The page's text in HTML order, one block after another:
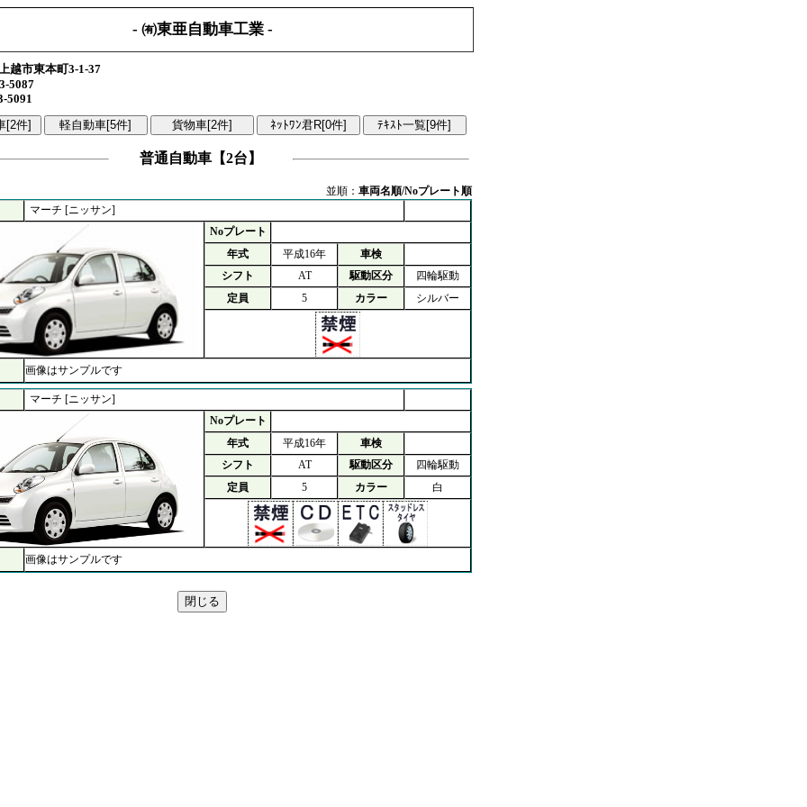
- ㈲東亜自動車工業 -
越市東本町3-1-37
5087
5091
普通自動車【2台】
並順： 車両名順/Noプレート順
マーチ [ニッサン]
Noプレート
年式
平成16年
車検
シフト
AT 駆動区分
四輪駆動
定員
5 カラー シルバー
画像はサンプルです
マーチ [ニッサン]
Noプレート
年式
平成16年
車検
シフト
AT 駆動区分
四輪駆動
定員
5 カラー 白
画像はサンプルです